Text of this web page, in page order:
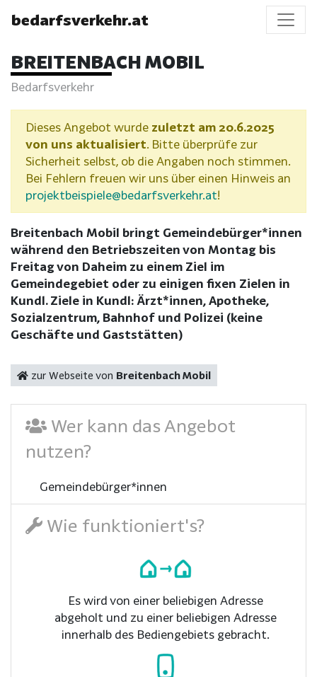
bedarfsverkehr.at
BREITENBACH MOBIL
Bedarfsverkehr
Dieses Angebot wurde zuletzt am 20.6.2025
von uns aktualisiert. Bitte überprüfe zur
Sicherheit selbst, ob die Angaben noch stimmen.
Bei Fehlern freuen wir uns über einen Hinweis an
projektbeispiele@bedarfsverkehr.at!
Breitenbach Mobil bringt Gemeindebürger*innen
während den Betriebszeiten von Montag bis
Freitag von Daheim zu einem Ziel im
Gemeindegebiet oder zu einigen fixen Zielen in
Kundl. Ziele in Kundl: Ärzt*innen, Apotheke,
Sozialzentrum, Bahnhof und Polizei (keine
Geschäfte und Gaststätten)
zur Webseite von Breitenbach Mobil
Wer kann das Angebot
nutzen?
Gemeindebürger*innen
Wie funktioniert's?
Es wird von einer beliebigen Adresse
abgeholt und zu einer beliebigen Adresse
innerhalb des Bediengebiets gebracht.